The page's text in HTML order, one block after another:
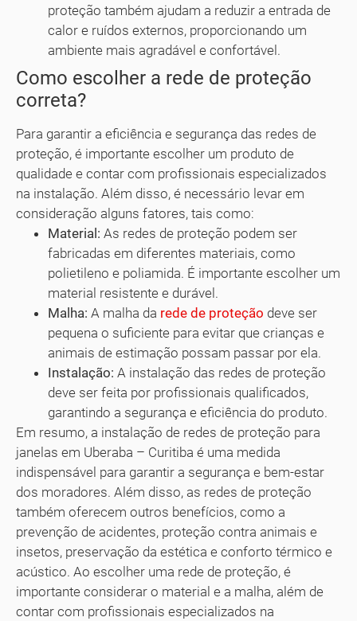
proteção também ajudam a reduzir a entrada de
calor e ruídos externos, proporcionando um
ambiente mais agradável e confortável.
Como escolher a rede de proteção
correta?
Para garantir a eficiência e segurança das redes de
proteção, é importante escolher um produto de
qualidade e contar com profissionais especializados
na instalação. Além disso, é necessário levar em
consideração alguns fatores, tais como:
Material: As redes de proteção podem ser
fabricadas em diferentes materiais, como
polietileno e poliamida. É importante escolher um
material resistente e durável.
Malha: A malha da rede de proteção deve ser
pequena o suficiente para evitar que crianças e
animais de estimação possam passar por ela.
Instalação: A instalação das redes de proteção
deve ser feita por profissionais qualificados,
garantindo a segurança e eficiência do produto.
Em resumo, a instalação de redes de proteção para
janelas em Uberaba – Curitiba é uma medida
indispensável para garantir a segurança e bem-estar
dos moradores. Além disso, as redes de proteção
também oferecem outros benefícios, como a
prevenção de acidentes, proteção contra animais e
insetos, preservação da estética e conforto térmico e
acústico. Ao escolher uma rede de proteção, é
importante considerar o material e a malha, além de
contar com profissionais especializados na